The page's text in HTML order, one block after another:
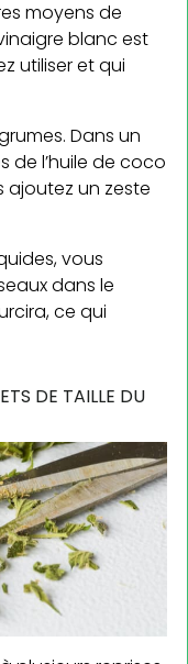
moyens de
blanc est
utiliser et qui
Dans un
de l’huile de coco
un zeste
vous
dans le
ce qui
DE TAILLE DU